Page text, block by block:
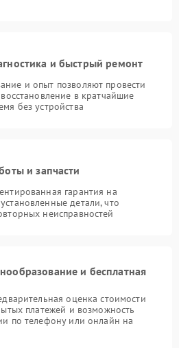
и быстрый ремонт
и опыт позволяют провести
в кратчайшие
без устройства
и запчасти
гарантия на
детали, что
неисправностей
и бесплатная
оценка стоимости
платежей и возможность
по телефону или онлайн на